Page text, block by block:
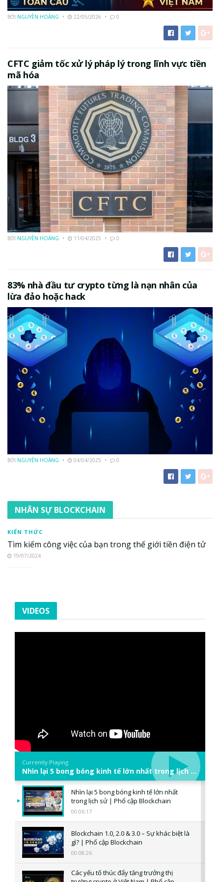
BỞI NGUYỄN HOÀNG 22/05/2026 0
CFTC giảm tốc xử lý pháp lý trong lĩnh vực tiền
mã hóa
BỞI NGUYỄN HOÀNG 11/04/2025 0
83% nhà đầu tư crypto từng là nạn nhân của
lừa đảo hoặc hack
BỞI NGUYỄN HOÀNG 04/04/2025 0
NHÂN SỰ BLOCKCHAIN
KIẾN THỨC
Tìm kiếm công việc của bạn trong thế giới tiền điện tử
19/07/2024
VIDEOS
Currently Playing
Nhìn lại 5 bong bóng kinh tế lớn nhất trong lịch sử | Phổ cập Blockchain
Nhìn lại 5 bong bóng kinh tế lớn nhất
trong lịch sử | Phổ cập Blockchain
00:06:17
Blockchain 1.0, 2.0 & 3.0 – Sự khác biệt là
gì? | Phổ cập Blockchain
00:08:26
Các yếu tố thúc đẩy tăng trưởng thị